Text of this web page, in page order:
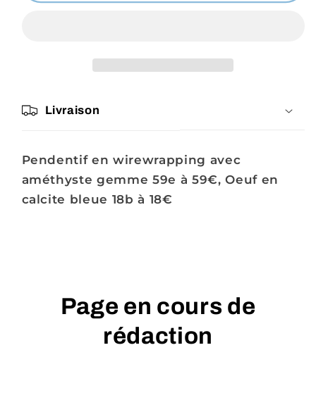
Livraison
Pendentif en wirewrapping avec
améthyste gemme 59e à 59€, Oeuf en
calcite bleue 18b à 18€
Page en cours de
rédaction